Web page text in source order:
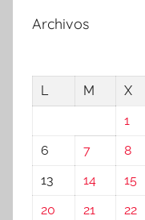
Archivos
L
M X
1
6
7 8
13
14 15
20
21 22